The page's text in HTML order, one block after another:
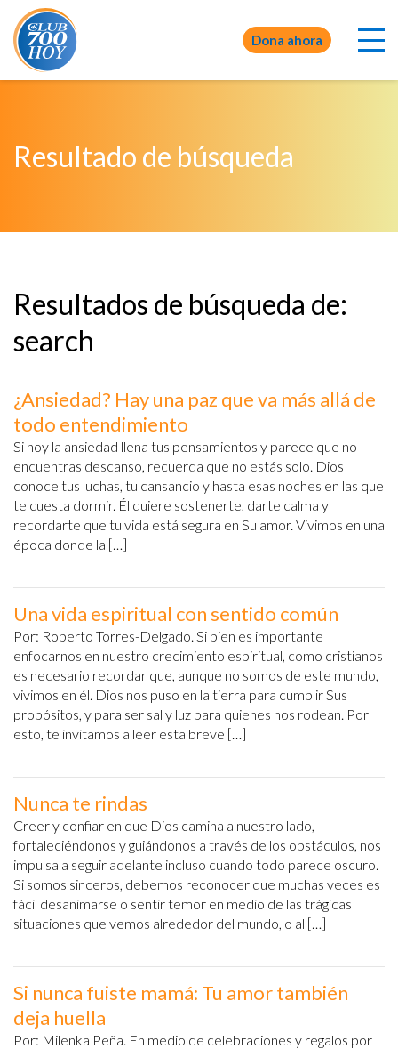
Dona ahora
Resultado de búsqueda
Resultados de búsqueda de:
search
¿Ansiedad? Hay una paz que va más allá de
todo entendimiento
Si hoy la ansiedad llena tus pensamientos y parece que no
encuentras descanso, recuerda que no estás solo. Dios
conoce tus luchas, tu cansancio y hasta esas noches en las que
te cuesta dormir. Él quiere sostenerte, darte calma y
recordarte que tu vida está segura en Su amor. Vivimos en una
época donde la […]
Una vida espiritual con sentido común
Por: Roberto Torres-Delgado. Si bien es importante
enfocarnos en nuestro crecimiento espiritual, como cristianos
es necesario recordar que, aunque no somos de este mundo,
vivimos en él. Dios nos puso en la tierra para cumplir Sus
propósitos, y para ser sal y luz para quienes nos rodean. Por
esto, te invitamos a leer esta breve […]
Nunca te rindas
Creer y confiar en que Dios camina a nuestro lado,
fortaleciéndonos y guiándonos a través de los obstáculos, nos
impulsa a seguir adelante incluso cuando todo parece oscuro.
Si somos sinceros, debemos reconocer que muchas veces es
fácil desanimarse o sentir temor en medio de las trágicas
situaciones que vemos alrededor del mundo, o al […]
Si nunca fuiste mamá: Tu amor también
deja huella
Por: Milenka Peña. En medio de celebraciones y regalos por